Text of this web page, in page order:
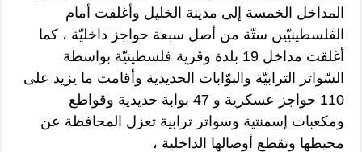
المداخل الخمسة إلى مدينة الخليل وأغلقت أمام
الفلسطينيّين ستّة من أصل سبعة حواجز داخليّة ، كما
أغلقت مداخل 19 بلدة وقرية فلسطينيّة بواسطة
السّواتر الترابيّة والبوّابات الحديدية وأقامت ما يزيد على
110 حواجز عسكرية و 47 بوابة حديدية وقواطع
ومكعبات إسمنتية وسواتر ترابية تعزل المحافظة عن
محيطها وتقطع أوصالها الداخلية ،